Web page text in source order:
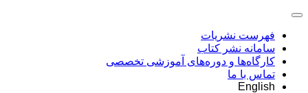
فهرست نشریات
سامانه نشر کتاب
کارگاه‌ها و دوره‌های آموزشی تخصصی
تماس با ما
English